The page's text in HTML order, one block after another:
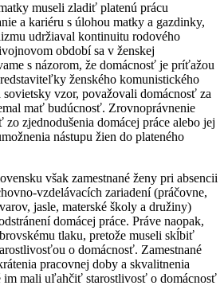
museli zladiť platenú prácu
a kariéru s úlohou matky a gazdinky,
udržiaval kontinuitu rodového
období sa v ženskej
s názorom, že domácnosť je príťažou
ženského komunistického
vzor, považovali domácnosť za
mať budúcnosť. Zrovnoprávnenie
zjednodušenia domácej práce alebo jej
nástupu žien do plateného
však zamestnané ženy pri absencii
vzdelávacích zariadení (práčovne,
jasle, materské školy a družiny)
domácej práce. Práve naopak,
tlaku, pretože museli skĺbiť
o domácnosť. Zamestnané
pracovnej doby a skvalitnenia
im mali uľahčiť starostlivosť o domácnosť